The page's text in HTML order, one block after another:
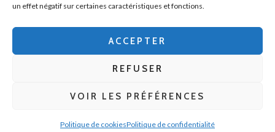
un effet négatif sur certaines caractéristiques et fonctions.
ACCEPTER
REFUSER
VOIR LES PRÉFÉRENCES
Politique de cookiesPolitique de confidentialité
Légales-